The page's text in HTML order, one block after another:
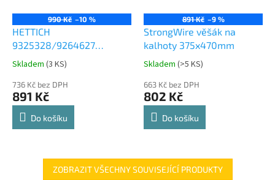
990 Kč –10 %
HETTICH
9325328/9264627
Comfort Spin 360° otočná
police 8kg
Průměrné
produktu
je
4,8
Skladem (3 KS)
736 Kč bez DPH
891 Kč
Do košíku
891 Kč –9 %
StrongWire věšák na
kalhoty 375x470mm
Průměrné
produktu
je
4,8
Skladem (>5 KS)
663 Kč bez DPH
802 Kč
Do košíku
ZOBRAZIT VŠECHNY SOUVISEJÍCÍ PRODUKTY